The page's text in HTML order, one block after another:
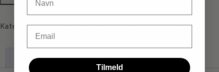
Kategorier:Isbad,Produkter,Recovery Scandinavia
Beskrivelse
Tilmeld